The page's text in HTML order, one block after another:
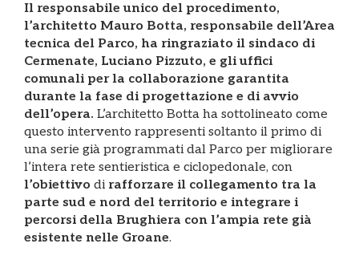
Il responsabile unico del procedimento,
l’architetto Mauro Botta, responsabile dell’Area
tecnica del Parco, ha ringraziato il sindaco di
Cermenate, Luciano Pizzuto, e gli uffici
comunali per la collaborazione garantita
durante la fase di progettazione e di avvio
dell’opera. L’architetto Botta ha sottolineato come
questo intervento rappresenti soltanto il primo di
una serie già programmati dal Parco per migliorare
l’intera rete sentieristica e ciclopedonale, con
l’obiettivo di rafforzare il collegamento tra la
parte sud e nord del territorio e integrare i
percorsi della Brughiera con l’ampia rete già
esistente nelle Groane.